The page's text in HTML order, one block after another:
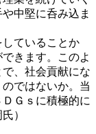
中堅に呑み込ま
ていることか
きます。このよ
、社会貢献にな
ではないか。当
Ｇｓに積極的に
）